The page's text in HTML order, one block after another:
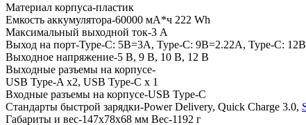
Материал корпуса-пластик
Емкость аккумулятора-60000 мА*ч 222 Wh
Максимальный выходной ток-3 А
Выход на порт-Type-C: 5В=3А, Type-C: 9В=2.22А, Type-C:
Выходное напряжение-5 В, 9 В, 10 В, 12 В
Выходные разъемы на корпусе-
USB Type-A х2, USB Type-C х 1
Входные разъемы на корпусе-USB Type-C
Стандарты быстрой зарядки-Power Delivery, Quick Charge 3.0,
Габариты и вес-147х78х68 мм Вес-1192 г